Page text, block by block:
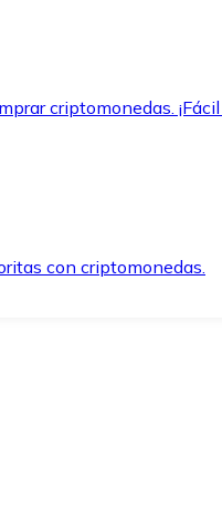
criptomonedas. ¡Fácil
con criptomonedas.
de pago.
segura.